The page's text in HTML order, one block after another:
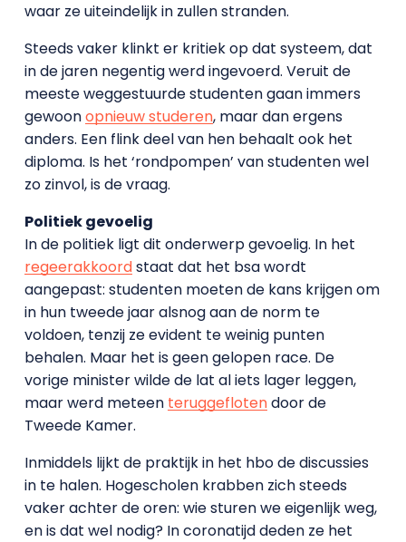
waar ze uiteindelijk in zullen stranden.
Steeds vaker klinkt er kritiek op dat systeem, dat
in de jaren negentig werd ingevoerd. Veruit de
meeste weggestuurde studenten gaan immers
gewoonopnieuw studeren, maar dan ergens
anders. Een flink deel van hen behaalt ook het
diploma. Is het ‘rondpompen’ van studenten wel
zo zinvol, is de vraag.
Politiek gevoelig
In de politiek ligt dit onderwerp gevoelig. In het
regeerakkoordstaat dat het bsa wordt
aangepast: studenten moeten de kans krijgen om
in hun tweede jaar alsnog aan de norm te
voldoen, tenzij ze evident te weinig punten
behalen. Maar het is geen gelopen race. De
vorige minister wilde de lat al iets lager leggen,
maar werd meteen teruggeflotendoor de
Tweede Kamer.
Inmiddels lijkt de praktijk in het hbo de discussies
in te halen. Hogescholen krabben zich steeds
vaker achter de oren: wie sturen we eigenlijk weg,
en is dat wel nodig? In coronatijd deden ze het